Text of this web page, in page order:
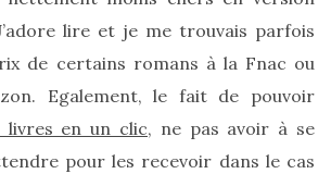
lire et je me trouvais parfois
de certains romans à la Fnac ou
Egalement, le fait de pouvoir
livres en un clic, ne pas avoir à se
pour les recevoir dans le cas